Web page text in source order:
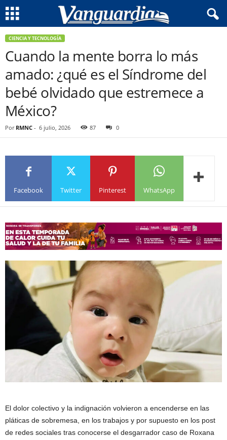
CIENCIA Y TECNOLOGÍA
Cuando la mente borra lo más
amado: ¿qué es el Síndrome del
bebé olvidado que estremece a
México?
Por RMNC - 6 julio, 2026 87 0
Facebook Twitter Pinterest WhatsApp
El dolor colectivo y la indignación volvieron a encenderse en las
pláticas de sobremesa, en los trabajos y por supuesto en los post
de redes sociales tras conocerse el desgarrador caso de Roxana